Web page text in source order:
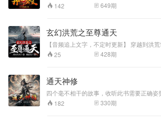
142 649期
玄幻洪荒之至尊通天
【音频追上文字，不定时更新】 穿越到洪
25
428期
通天神修
四个毫不相干的故事，收听此书需要正确
182
330期